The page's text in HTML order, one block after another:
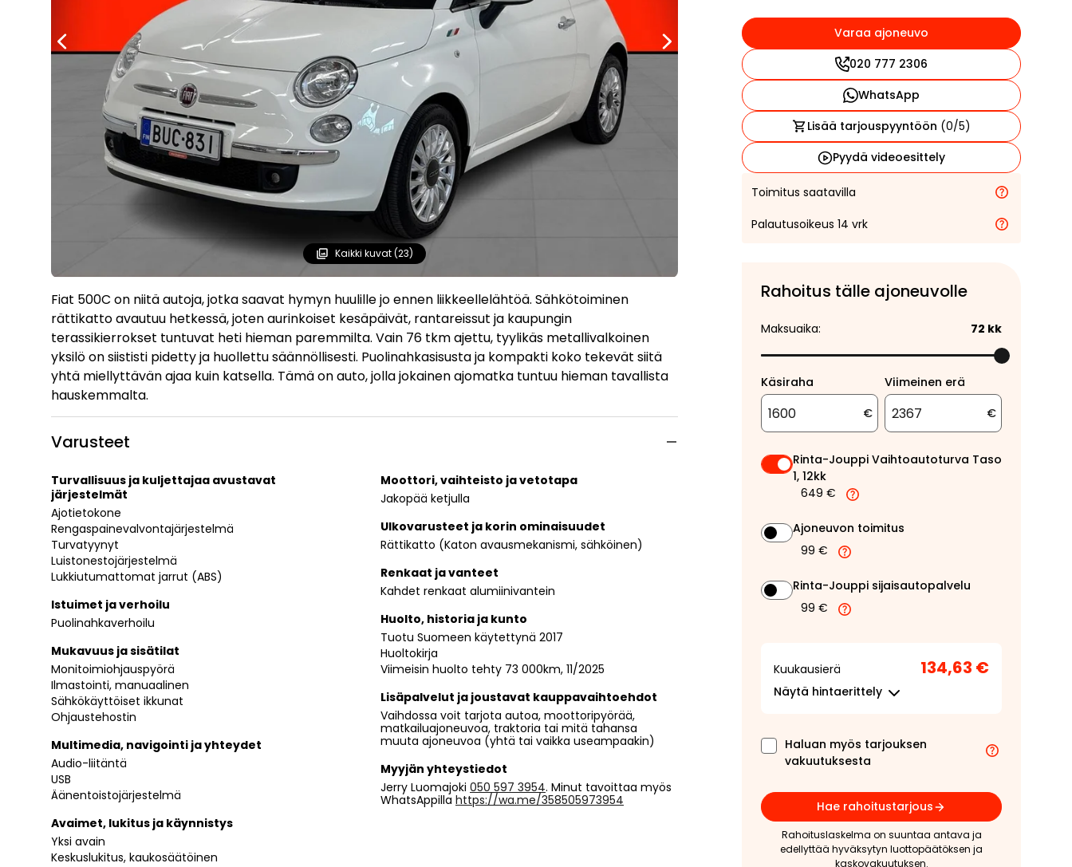
Kaikki kuvat (23)
Fiat 500C on niitä autoja, jotka saavat hymyn huulille jo ennen liikkeellelähtöä. Sähkötoiminen
rättikatto avautuu hetkessä, joten aurinkoiset kesäpäivät, rantareissut ja kaupungin
terassikierrokset tuntuvat heti hieman paremmilta. Vain 76 tkm ajettu, tyylikäs metallivalkoinen
yksilö on siististi pidetty ja huollettu säännöllisesti. Puolinahkasisusta ja kompakti koko tekevät siitä
yhtä miellyttävän ajaa kuin katsella. Tämä on auto, jolla jokainen ajomatka tuntuu hieman tavallista
hauskemmalta.
Varusteet
Turvallisuus ja kuljettajaa avustavat
järjestelmät
Ajotietokone
Rengaspainevalvontajärjestelmä
Turvatyynyt
Luistonestojärjestelmä
Lukkiutumattomat jarrut (ABS)
Istuimet ja verhoilu
Puolinahkaverhoilu
Mukavuus ja sisätilat
Monitoimiohjauspyörä
Ilmastointi, manuaalinen
Sähkökäyttöiset ikkunat
Ohjaustehostin
Multimedia, navigointi ja yhteydet
Audio-liitäntä
USB
Äänentoistojärjestelmä
Avaimet, lukitus ja käynnistys
Yksi avain
Keskuslukitus, kaukosäätöinen
Moottori, vaihteisto ja vetotapa
Jakopää ketjulla
Ulkovarusteet ja korin ominaisuudet
Rättikatto (Katon avausmekanismi, sähköinen)
Renkaat ja vanteet
Kahdet renkaat alumiinivantein
Huolto, historia ja kunto
Tuotu Suomeen käytettynä 2017
Huoltokirja
Viimeisin huolto tehty 73 000km, 11/2025
Lisäpalvelut ja joustavat kauppavaihtoehdot
Vaihdossa voit tarjota autoa, moottoripyörää,
matkailuajoneuvoa, traktoria tai mitä tahansa
muuta ajoneuvoa (yhtä tai vaikka useampaakin)
Myyjän yhteystiedot
Jerry Luomajoki 050 597 3954. Minut tavoittaa myös
WhatsAppilla https://wa.me/358505973954
Varaa ajoneuvo
020 777 2306
WhatsApp
Lisää tarjouspyyntöön (0/5)
Pyydä videoesittely
Toimitus saatavilla
Palautusoikeus 14 vrk
Rahoitus tälle ajoneuvolle
Maksuaika: 72 kk
Käsiraha
€
Viimeinen erä
€
Rinta-Jouppi Vaihtoautoturva Taso
1, 12kk
649 €
Ajoneuvon toimitus
99 €
Rinta-Jouppi sijaisautopalvelu
99 €
Kuukausierä 134,63 €
Näytä hintaerittely
Haluan myös tarjouksen
vakuutuksesta
Hae rahoitustarjous
Rahoituslaskelma on suuntaa antava ja
edellyttää hyväksytyn luottopäätöksen ja
kaskovakuutuksen.